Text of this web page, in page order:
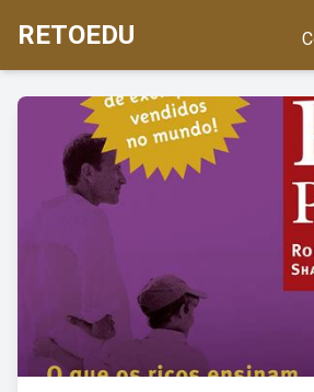
RETOEDU